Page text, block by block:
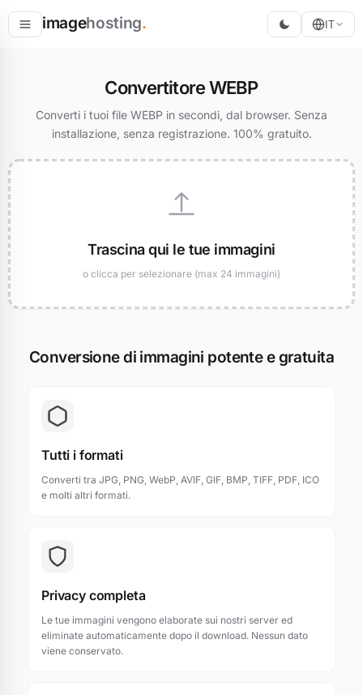
imagehosting.
Ridimensiona
IT
Convertitore WEBP
Converti i tuoi file WEBP in secondi, dal browser. Senza
installazione, senza registrazione. 100% gratuito.
Trascina qui le tue immagini
o clicca per selezionare (max 24 immagini)
Conversione di immagini potente e gratuita
Tutti i formati
Converti tra JPG, PNG, WebP, AVIF, GIF, BMP, TIFF, PDF, ICO
e molti altri formati.
Privacy completa
Le tue immagini vengono elaborate sui nostri server ed
eliminate automaticamente dopo il download. Nessun dato
viene conservato.